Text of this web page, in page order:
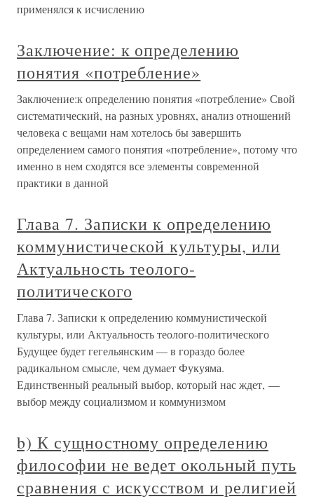
применялся к исчислению
Заключение: к определению
понятия «потребление»
Заключение:к определению понятия «потребление» Свой
систематический, на разных уровнях, анализ отношений
человека с вещами нам хотелось бы завершить
определением самого понятия «потребление», потому что
именно в нем сходятся все элементы современной
практики в данной
Глава 7. Записки к определению
коммунистической культуры, или
Актуальность теолого-
политического
Глава 7. Записки к определению коммунистической
культуры, или Актуальность теолого-политического
Будущее будет гегельянским — в гораздо более
радикальном смысле, чем думает Фукуяма.
Единственный реальный выбор, который нас ждет, —
выбор между социализмом и коммунизмом
b) К сущностному определению
философии не ведет окольный путь
сравнения с искусством и религией